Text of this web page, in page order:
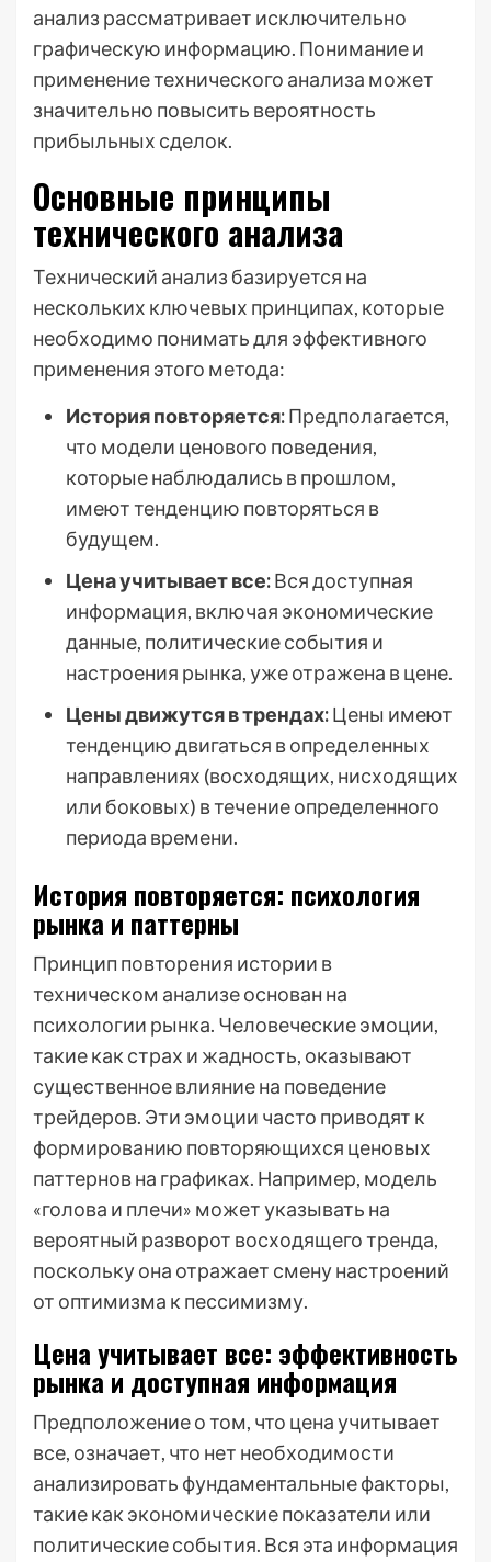
анализ рассматривает исключительно
графическую информацию. Понимание и
применение технического анализа может
значительно повысить вероятность
прибыльных сделок.
Основные принципы
технического анализа
Технический анализ базируется на
нескольких ключевых принципах, которые
необходимо понимать для эффективного
применения этого метода:
История повторяется:Предполагается,
что модели ценового поведения,
которые наблюдались в прошлом,
имеют тенденцию повторяться в
будущем.
Цена учитывает все:Вся доступная
информация, включая экономические
данные, политические события и
настроения рынка, уже отражена в цене.
Цены движутся в трендах:Цены имеют
тенденцию двигаться в определенных
направлениях (восходящих, нисходящих
или боковых) в течение определенного
периода времени.
История повторяется: психология
рынка и паттерны
Принцип повторения истории в
техническом анализе основан на
психологии рынка. Человеческие эмоции,
такие как страх и жадность, оказывают
существенное влияние на поведение
трейдеров. Эти эмоции часто приводят к
формированию повторяющихся ценовых
паттернов на графиках. Например, модель
«голова и плечи» может указывать на
вероятный разворот восходящего тренда,
поскольку она отражает смену настроений
от оптимизма к пессимизму.
Цена учитывает все: эффективность
рынка и доступная информация
Предположение о том, что цена учитывает
все, означает, что нет необходимости
анализировать фундаментальные факторы,
такие как экономические показатели или
политические события. Вся эта информация